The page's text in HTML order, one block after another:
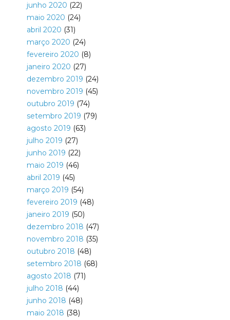
junho 2020 (22)
maio 2020 (24)
abril 2020 (31)
março 2020 (24)
fevereiro 2020 (8)
janeiro 2020 (27)
dezembro 2019 (24)
novembro 2019 (45)
outubro 2019 (74)
setembro 2019 (79)
agosto 2019 (63)
julho 2019 (27)
junho 2019 (22)
maio 2019 (46)
abril 2019 (45)
março 2019 (54)
fevereiro 2019 (48)
janeiro 2019 (50)
dezembro 2018 (47)
novembro 2018 (35)
outubro 2018 (48)
setembro 2018 (68)
agosto 2018 (71)
julho 2018 (44)
junho 2018 (48)
maio 2018 (38)